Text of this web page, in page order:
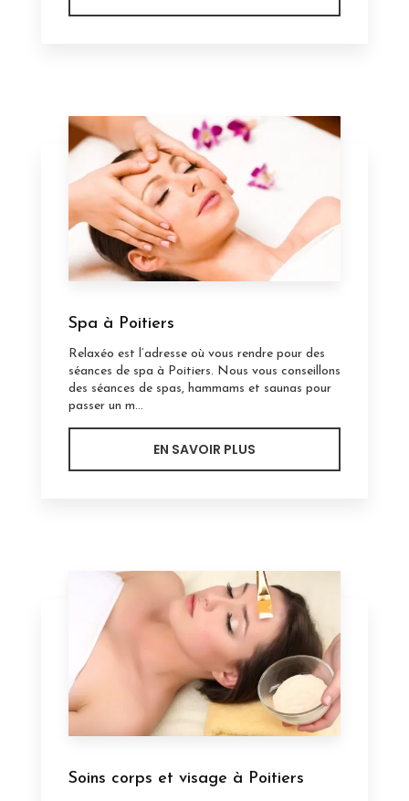
Spa à Poitiers
Relaxéo est l’adresse où vous rendre pour des
séances de spa à Poitiers. Nous vous conseillons
des séances de spas, hammams et saunas pour
passer un m...
EN SAVOIR PLUS
Soins corps et visage à Poitiers